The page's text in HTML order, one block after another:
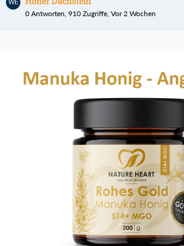
0 Antworten, 910 Zugriffe, Vor 2 Wochen